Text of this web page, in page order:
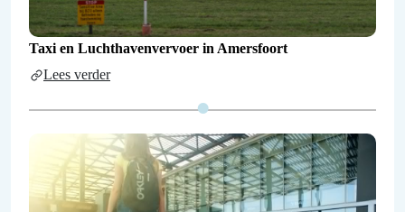
Taxi en Luchthavenvervoer in Amersfoort
Lees verder